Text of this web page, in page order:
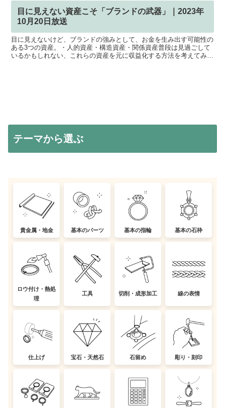
目に見えない資産こそ「ブランドの武器」｜2023年
10月20日放送
目に見えないけど、ブランドの強みとして、お金を生み出す可能性の
ある3つの資産。・人的資産・構造資産・関係資産普段は見過ごして
いるかもしれない、これらの資産を元に収益化する方法を考えてみま
テーマから選ぶ
貴金属・地金 基本のパーツ 基本の指輪 基本の石枠
ロウ付け・熱処
理
工具 切削・成形加工 線の表情
仕上げ 宝石・天然石 石留め 彫り・刻印